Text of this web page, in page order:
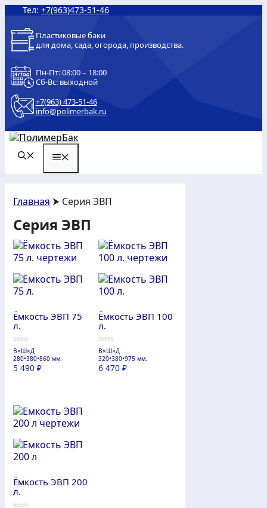
Перейти
содержимому
Тел: +7(963)473-51-46
Пластиковые баки
для дома, сада, огорода, производства.
Пн-Пт: 08:00 – 18:00
Сб-Вс: выходной
+7(963) 473-51-46
info@polimerbak.ru
Главная ⮞ Серия ЭВП
Серия ЭВП
Ёмкость ЭВП 75
л.
0
из
5
В×Ш×Д
280•380•860 мм.
5 490 ₽
Ёмкость ЭВП 100
л.
0
из
5
В×Ш×Д
320•380•975 мм.
6 470 ₽
Ёмкость ЭВП 200
л.